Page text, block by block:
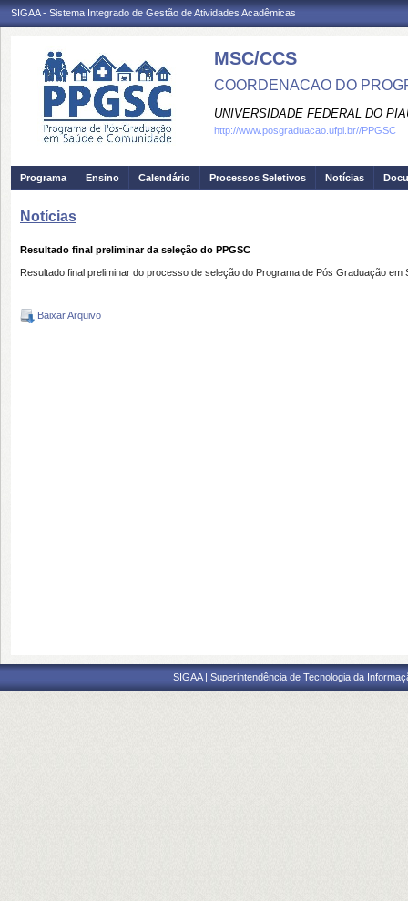
SIGAA - Sistema Integrado de Gestão de Atividades Acadêmicas
MSC/CCS
COORDENACAO DO
UNIVERSIDADE FEDERAL DO
http://www.posgraduacao.ufpi.br//PPGSC
Programa Ensino Calendário Processos Seletivos Notícias
Notícias
Resultado final preliminar da seleção do PPGSC
Resultado final preliminar do processo de seleção do Programa de Pós Graduação em
Baixar Arquivo
SIGAA | Superintendência de Tecnologia da